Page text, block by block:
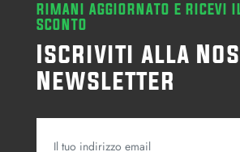
RIMANI AGGIORNATO E RICEVI
SCONTO
Iscriviti alla
Newsletter